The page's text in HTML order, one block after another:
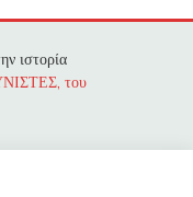
ιστορία
του